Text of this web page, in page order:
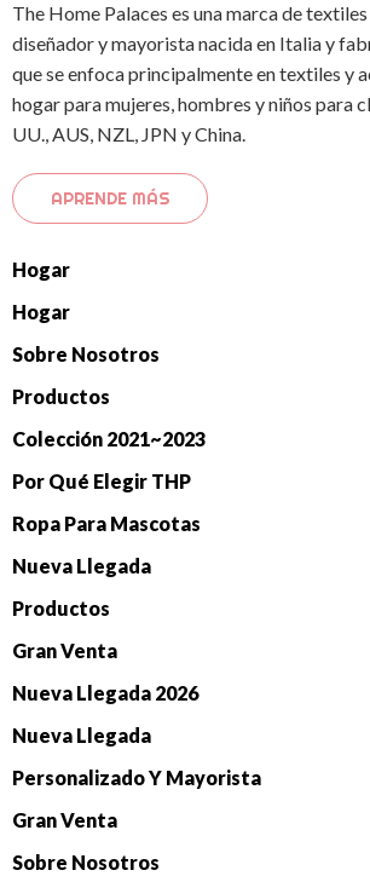
The Home Palaces es una marca de
diseñador y mayorista nacida en Italia y
que se enfoca principalmente en textiles y
hogar para mujeres, hombres y niños para
UU., AUS, NZL, JPN y China.
APRENDE MÁS
Hogar
Hogar
Sobre Nosotros
Productos
Colección 2021~2023
Por Qué Elegir THP
Ropa Para Mascotas
Nueva Llegada
Productos
Gran Venta
Nueva Llegada 2026
Nueva Llegada
Personalizado Y Mayorista
Gran Venta
Sobre Nosotros